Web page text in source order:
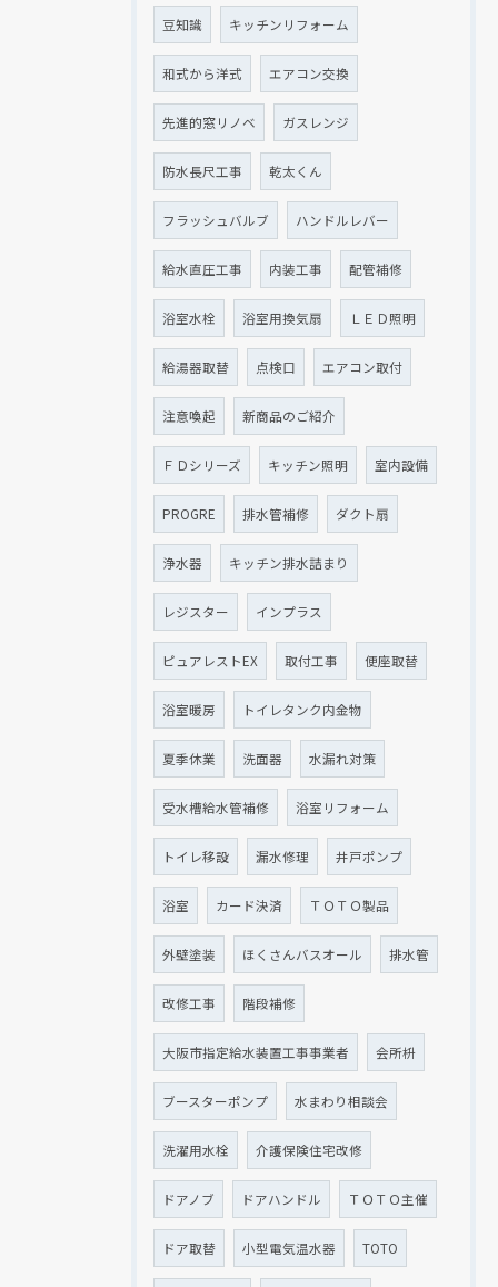
豆知識 キッチンリフォーム
和式から洋式 エアコン交換
先進的窓リノベ ガスレンジ
防水長尺工事 乾太くん
フラッシュバルブ ハンドルレバー
給水直圧工事 内装工事 配管補修
浴室水栓 浴室用換気扇 ＬＥＤ照明
給湯器取替 点検口 エアコン取付
注意喚起 新商品のご紹介
ＦＤシリーズ キッチン照明 室内設備
PROGRE 排水管補修 ダクト扇
浄水器 キッチン排水詰まり
レジスター インプラス
ピュアレストEX 取付工事 便座取替
浴室暖房 トイレタンク内金物
夏季休業 洗面器 水漏れ対策
受水槽給水管補修 浴室リフォーム
トイレ移設 漏水修理 井戸ポンプ
浴室 カード決済 ＴＯＴＯ製品
外壁塗装 ほくさんバスオール 排水管
改修工事 階段補修
大阪市指定給水装置工事事業者 会所枡
ブースターポンプ 水まわり相談会
洗濯用水栓 介護保険住宅改修
ドアノブ ドアハンドル ＴＯＴＯ主催
ドア取替 小型電気温水器 TOTO